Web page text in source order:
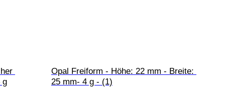
g
Opal Freiform - Höhe: 22 mm - Breite:
25 mm- 4 g - (1)